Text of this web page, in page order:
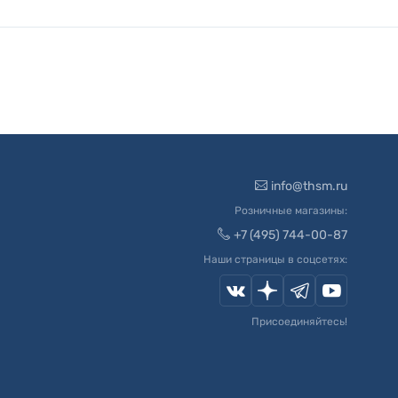
info@thsm.ru
Розничные магазины:
+7 (495) 744-00-87
Наши страницы в соцсетях:
Присоединяйтесь!